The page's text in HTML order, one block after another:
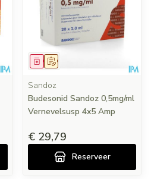
Op voorschrift
Geneesmiddel
Sandoz
Budesonid Sandoz 0,5mg/ml
Vernevelsusp 4x5 Amp
€ 29,79
Reserveer